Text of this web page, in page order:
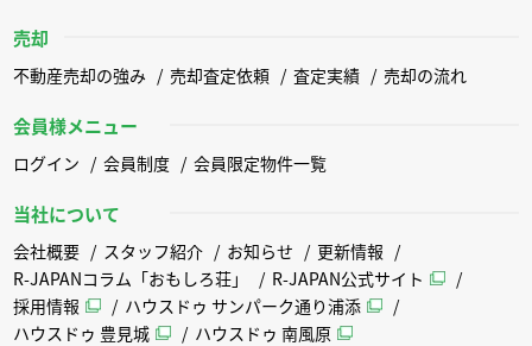
売却
不動産売却の強み 売却査定依頼 査定実績 売却の流れ
会員様メニュー
ログイン 会員制度 会員限定物件一覧
当社について
会社概要 スタッフ紹介 お知らせ
更新情報
R-JAPANコラム「おもしろ荘」
R-JAPAN公式サイト
採用情報
ハウスドゥ サンパーク通り浦添
ハウスドゥ 豊見城
ハウスドゥ 南風原